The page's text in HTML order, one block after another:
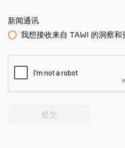
新闻通讯
我想接收来自 TAWI 的洞察和
提交